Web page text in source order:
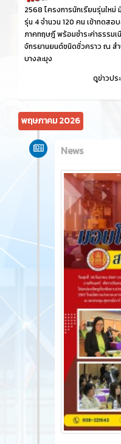
2568 โครงการนักเรียนรุ่นให
รุ่น 4 จำนวน 120 คน เข้าทดสอ
ภาคทฤษฎี พร้อมชำระค่าธรรม
จักรยานยนต์ชนิดชั่วคราว ณ ส
บางละมุง
ดูข่าวปร
พฤษภาคม 2026
News